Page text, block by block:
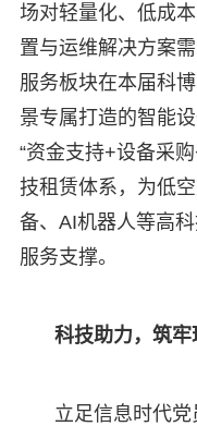
场对轻量化、低成
置与运维解决方案
服务板块在本届科
景专属打造的智能
“资金支持+设备采
技租赁体系，为低
备、AI机器人等高
服务支撑。
科技助力，筑
立足信息时代